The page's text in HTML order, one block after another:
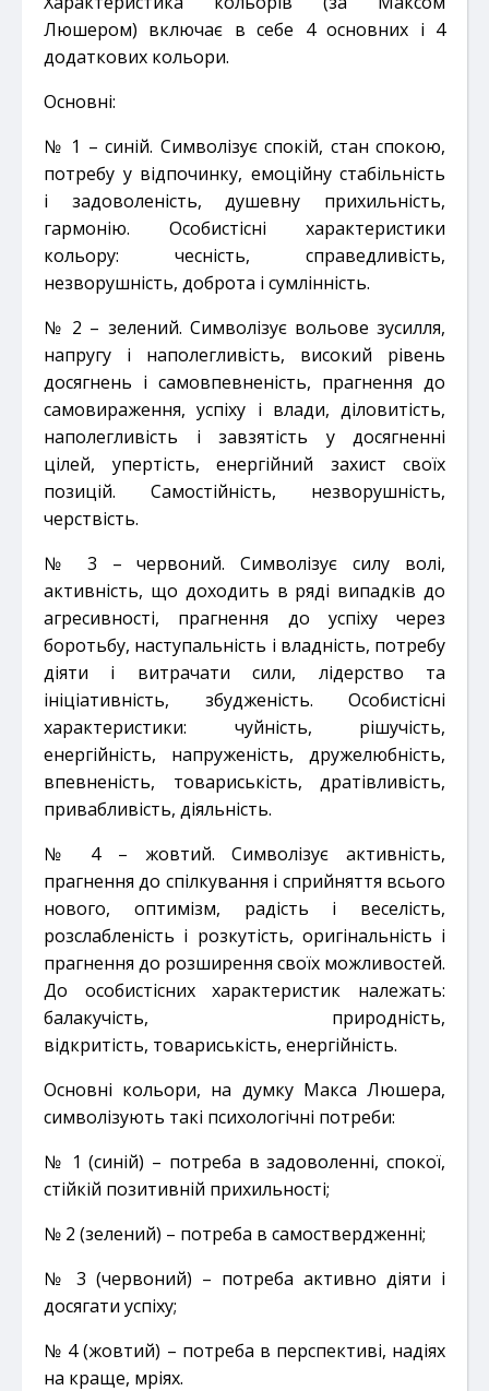
Люшером) включає в себе 4 основних і 4
додаткових кольори.
Основні:
№ 1 – синій. Символізує спокій, стан спокою,
потребу у відпочинку, емоційну стабільність
і
задоволеність, душевну прихильність,
гармонію. Особистісні характеристики
кольору: чесність,
справедливість,
незворушність, доброта і сумлінність.
№ 2 – зелений. Символізує вольове зусилля,
напругу і наполегливість, високий рівень
досягнень і самовпевненість, прагнення до
самовираження, успіху і влади, діловитість,
наполегливість і завзятість
у досягненні
цілей, упертість, енергійний захист своїх
позицій. Самостійність, незворушність,
черствість.
№ 3 – червоний. Символізує силу волі,
активність, що доходить в ряді випадків до
агресивності,
прагнення до успіху через
боротьбу, наступальність і владність, потребу
діяти і витрачати сили, лідерство та
ініціативність, збудженість. Особистісні
характеристики: чуйність, рішучість,
енергійність,
напруженість, дружелюбність,
впевненість, товариськість, дратівливість,
привабливість, діяльність.
№ 4 – жовтий. Символізує активність,
прагнення до спілкування і сприйняття всього
нового, оптимізм, радість і веселість,
розслабленість і розкутість, оригінальність і
прагнення до розширення своїх можливостей.
До особистісних характеристик належать:
балакучість, природність,
відкритість, товариськість, енергійність.
Основні кольори, на думку Макса Люшера,
символізують такі психологічні потреби:
№ 1 (синій) – потреба в задоволенні, спокої,
стійкій позитивній прихильності;
№ 2 (зелений) – потреба в самоствердженні;
№ 3 (червоний) – потреба активно діяти і
досягати успіху;
№ 4 (жовтий) – потреба в перспективі, надіях
на краще, мріях.